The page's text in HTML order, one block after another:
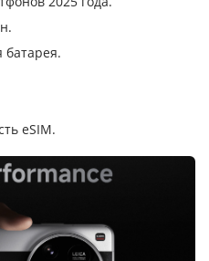
батарея.
eSIM.